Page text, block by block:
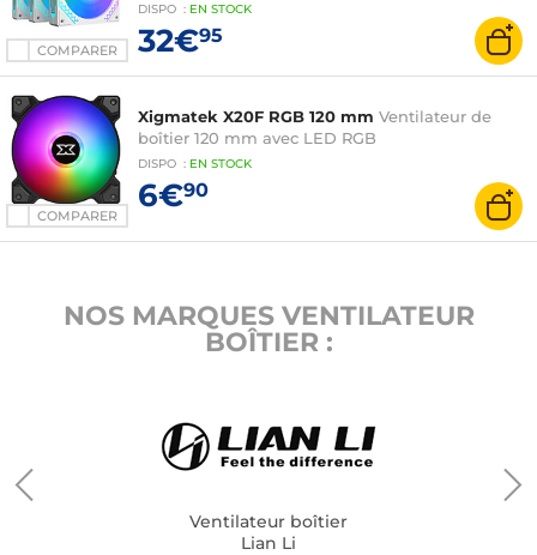
COMPARER
DISPO : EN STOCK
32€95
COMPARER
Xigmatek X20F RGB 120 mm Ventilateur de
boîtier 120 mm avec LED RGB
DISPO : EN STOCK
6€90
NOS MARQUES VENTILATEUR
BOÎTIER :
Ventilateur boîtier
Lian Li